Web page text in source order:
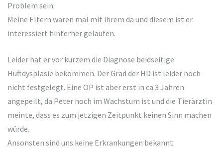
Problem sein.
Meine Eltern waren mal mit ihrem da und diesem ist er
interessiert hinterher gelaufen.
Leider hat er vor kurzem die Diagnose beidseitige
Hüftdysplasie bekommen. Der Grad der HD ist leider noch
nicht festgelegt. Eine OP ist aber erst in ca 3 Jahren
angepeilt, da Peter noch im Wachstum ist und die Tierärztin
meinte, dass es zum jetzigen Zeitpunkt keinen Sinn machen
würde.
Ansonsten sind uns keine Erkrankungen bekannt.